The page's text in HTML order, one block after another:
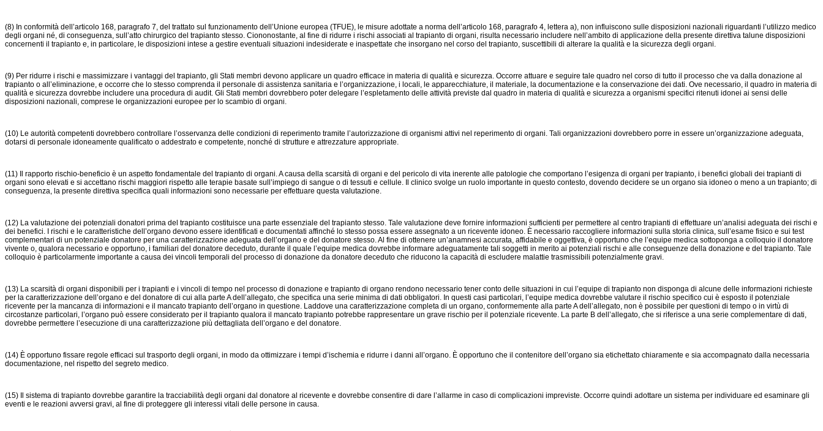
(8) In conformità dell’articolo 168, paragrafo 7, del trattato sul funzionamento dell’Unione europea (TFUE), le misure adottate a norma dell’articolo 168, paragrafo 4, lettera a), non influiscono sulle disposizioni nazionali riguardanti l’utilizzo medico
degli organi né, di conseguenza, sull’atto chirurgico del trapianto stesso. Ciononostante, al fine di ridurre i rischi associati al trapianto di organi, risulta necessario includere nell’ambito di applicazione della presente direttiva talune disposizioni
concernenti il trapianto e, in particolare, le disposizioni intese a gestire eventuali situazioni indesiderate e inaspettate che insorgano nel corso del trapianto, suscettibili di alterare la qualità e la sicurezza degli organi.
(9) Per ridurre i rischi e massimizzare i vantaggi del trapianto, gli Stati membri devono applicare un quadro efficace in materia di qualità e sicurezza. Occorre attuare e seguire tale quadro nel corso di tutto il processo che va dalla donazione al
trapianto o all’eliminazione, e occorre che lo stesso comprenda il personale di assistenza sanitaria e l’organizzazione, i locali, le apparecchiature, il materiale, la documentazione e la conservazione dei dati. Ove necessario, il quadro in materia di
qualità e sicurezza dovrebbe includere una procedura di audit. Gli Stati membri dovrebbero poter delegare l’espletamento delle attività previste dal quadro in materia di qualità e sicurezza a organismi specifici ritenuti idonei ai sensi delle
disposizioni nazionali, comprese le organizzazioni europee per lo scambio di organi.
(10) Le autorità competenti dovrebbero controllare l’osservanza delle condizioni di reperimento tramite l’autorizzazione di organismi attivi nel reperimento di organi. Tali organizzazioni dovrebbero porre in essere un’organizzazione adeguata,
dotarsi di personale idoneamente qualificato o addestrato e competente, nonché di strutture e attrezzature appropriate.
(11) Il rapporto rischio-beneficio è un aspetto fondamentale del trapianto di organi. A causa della scarsità di organi e del pericolo di vita inerente alle patologie che comportano l’esigenza di organi per trapianto, i benefici globali dei trapianti di
organi sono elevati e si accettano rischi maggiori rispetto alle terapie basate sull’impiego di sangue o di tessuti e cellule. Il clinico svolge un ruolo importante in questo contesto, dovendo decidere se un organo sia idoneo o meno a un trapianto; di
conseguenza, la presente direttiva specifica quali informazioni sono necessarie per effettuare questa valutazione.
(12) La valutazione dei potenziali donatori prima del trapianto costituisce una parte essenziale del trapianto stesso. Tale valutazione deve fornire informazioni sufficienti per permettere al centro trapianti di effettuare un’analisi adeguata dei rischi e
dei benefici. I rischi e le caratteristiche dell’organo devono essere identificati e documentati affinché lo stesso possa essere assegnato a un ricevente idoneo. È necessario raccogliere informazioni sulla storia clinica, sull’esame fisico e sui test
complementari di un potenziale donatore per una caratterizzazione adeguata dell’organo e del donatore stesso. Al fine di ottenere un’anamnesi accurata, affidabile e oggettiva, è opportuno che l’equipe medica sottoponga a colloquio il donatore
vivente o, qualora necessario e opportuno, i familiari del donatore deceduto, durante il quale l’equipe medica dovrebbe informare adeguatamente tali soggetti in merito ai potenziali rischi e alle conseguenze della donazione e del trapianto. Tale
colloquio è particolarmente importante a causa dei vincoli temporali del processo di donazione da donatore deceduto che riducono la capacità di escludere malattie trasmissibili potenzialmente gravi.
(13) La scarsità di organi disponibili per i trapianti e i vincoli di tempo nel processo di donazione e trapianto di organo rendono necessario tener conto delle situazioni in cui l’equipe di trapianto non disponga di alcune delle informazioni richieste
per la caratterizzazione dell’organo e del donatore di cui alla parte A dell’allegato, che specifica una serie minima di dati obbligatori. In questi casi particolari, l’equipe medica dovrebbe valutare il rischio specifico cui è esposto il potenziale
ricevente per la mancanza di informazioni e il mancato trapianto dell’organo in questione. Laddove una caratterizzazione completa di un organo, conformemente alla parte A dell’allegato, non è possibile per questioni di tempo o in virtù di
circostanze particolari, l’organo può essere considerato per il trapianto qualora il mancato trapianto potrebbe rappresentare un grave rischio per il potenziale ricevente. La parte B dell’allegato, che si riferisce a una serie complementare di dati,
dovrebbe permettere l’esecuzione di una caratterizzazione più dettagliata dell’organo e del donatore.
(14) È opportuno fissare regole efficaci sul trasporto degli organi, in modo da ottimizzare i tempi d’ischemia e ridurre i danni all’organo. È opportuno che il contenitore dell’organo sia etichettato chiaramente e sia accompagnato dalla necessaria
documentazione, nel rispetto del segreto medico.
(15) Il sistema di trapianto dovrebbe garantire la tracciabilità degli organi dal donatore al ricevente e dovrebbe consentire di dare l’allarme in caso di complicazioni impreviste. Occorre quindi adottare un sistema per individuare ed esaminare gli
eventi e le reazioni avversi gravi, al fine di proteggere gli interessi vitali delle persone in causa.